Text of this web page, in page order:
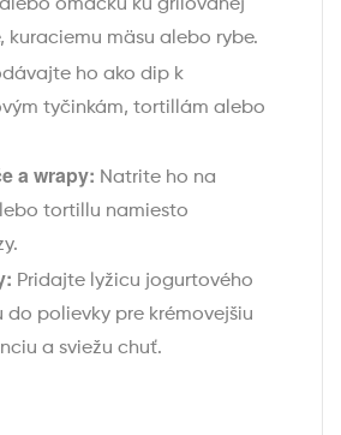
omáčku ku grilovanej
kuraciemu mäsu alebo rybe.
ho ako dip k
tyčinkám, tortillám alebo
a wrapy: Natrite ho na
tortillu namiesto
Pridajte lyžicu jogurtového
do polievky pre krémovejšiu
a sviežu chuť.